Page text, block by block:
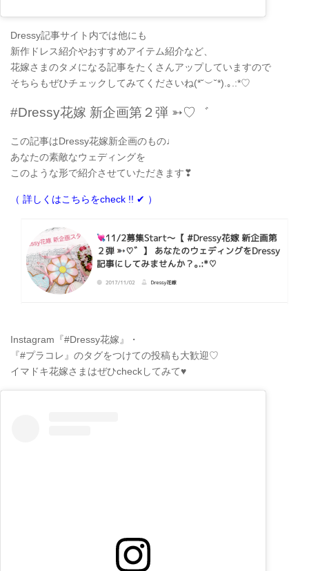
Dressy記事サイト内では他にも
新作ドレス紹介やおすすめアイテム紹介など、
花嫁さまのタメになる記事をたくさんアップしていますので
そちらもぜひチェックしてみてくださいね(*˘︶˘*).｡.:*♡
#Dressy花嫁 新企画第２弾 ➳♡゛
この記事はDressy花嫁新企画のもの♩
あなたの素敵なウェディングを
このような形で紹介させていただきます❣
（ 詳しくはこちらをcheck !! ✔ ）
Instagram『#Dressy花嫁』・
『#プラコレ』のタグをつけての投稿も大歓迎♡
イマドキ花嫁さまはぜひcheckしてみて♥